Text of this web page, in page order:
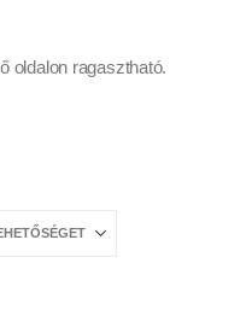
oldalon ragasztható.